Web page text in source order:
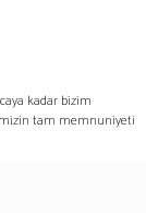
kadar bizim
tam memnuniyeti